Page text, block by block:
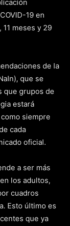
19 en
meses y 29
de la
que se
que grupos de
estará
siempre
cada
oficial.
a ser más
los adultos,
cuadros
Esto último es
que ya